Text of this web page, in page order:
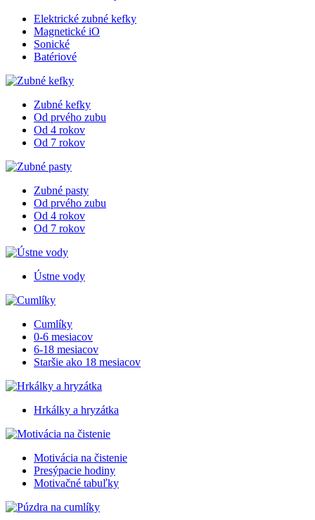
Elektrické zubné kefky
Magnetické iO
Sonické
Batériové
Zubné kefky
Od prvého zubu
Od 4 rokov
Od 7 rokov
Zubné pasty
Od prvého zubu
Od 4 rokov
Od 7 rokov
Ústne vody
Cumlíky
0-6 mesiacov
6-18 mesiacov
Staršie ako 18 mesiacov
Hrkálky a hryzátka
Motivácia na čistenie
Presýpacie hodiny
Motivačné tabuľky